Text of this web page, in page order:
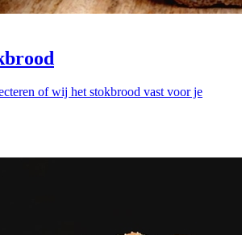
of wij het stokbrood vast voor je